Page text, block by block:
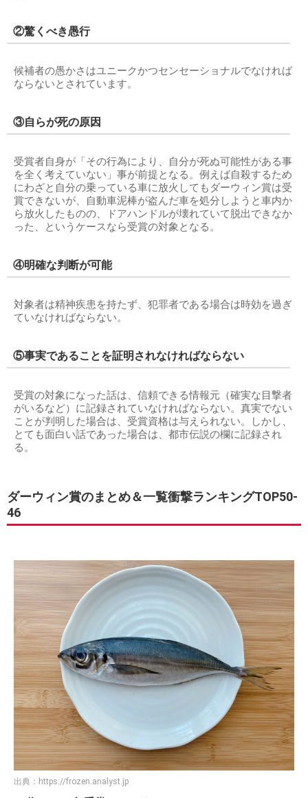
②驚くべき愚行
候補者の愚かさはユニークかつセンセーショナルでなければ
ならないとされています。
③自らが死の原因
受賞者自身が「その行為により、自分が死ぬ可能性がある事
を全く考えていない」事が前提となる。例えば自殺するため
にわざと自分の乗っている車に放火してもダーウィン賞は受
賞できないが、自動車泥棒が盗んだ車を処分しようと車内か
ら放火したものの、ドアハンドルが壊れていて脱出できなか
った、というケースなら受賞の対象となる。
④明確な判断が可能
対象者は精神疾患を持たず、犯罪者である場合は時効を過ぎ
ていなければならない。
⑤事実であることを証明されなければならない
受賞の対象になった話は、信頼できる情報元（確実な目撃者
がいるなど）に記録されていなければならない。真実でない
ことが判明した場合は、受賞資格は与えられない。しかし、
とても面白い話であった場合は、都市伝説の欄に記録され
る。
ダーウィン賞のまとめ＆一覧衝撃ランキングTOP50-
46
出典： https://frozen.analyst.jp